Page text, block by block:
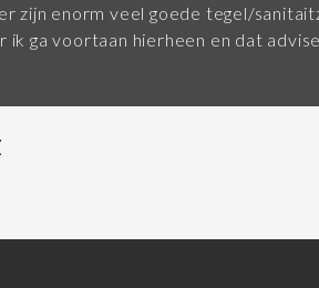
zijn enorm veel goede tegel/
ik ga voortaan hierheen en dat